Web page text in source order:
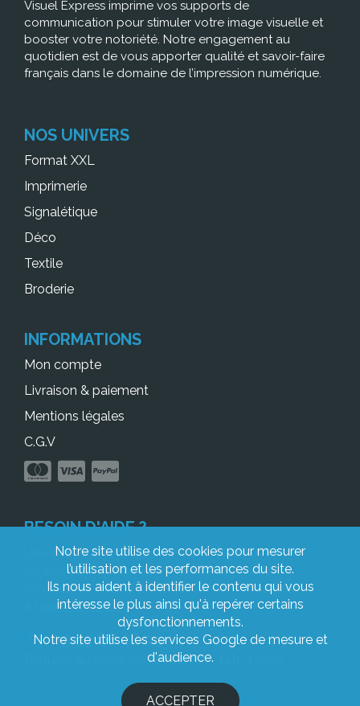
Visuel Express imprime vos supports de
communication pour stimuler votre image visuelle et
booster votre notoriété. Notre engagement au
quotidien est de vous apporter qualité et savoir-faire
français dans le domaine de l’impression numérique.
NOS UNIVERS
Format XXL
Imprimerie
Signalétique
Déco
Textile
Broderie
INFORMATIONS
Mon compte
Livraison & paiement
Mentions légales
C.G.V
BESOIN D'AIDE ?
Une question à propos de votre commande
ou comment préparer vos fichiers ? Notre
service client est à votre écoute, n’hésitez pas
nous contacter !
05 53 68 48 04
Du lundi au vendredi 9h/12h30 - 14h/17h30.
Notre site utilise des cookies pour mesurer
l’utilisation et les performances du site.
Ils nous aident à identifier le contenu qui vous
intéresse le plus ainsi qu'à repérer certains
dysfonctionnements.
Notre site utilise les services Google de mesure et
d'audience.
ACCEPTER